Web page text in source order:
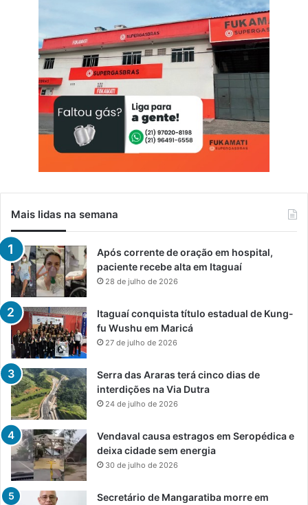
Mais lidas na semana
Após corrente de oração em hospital,
paciente recebe alta em Itaguaí
28 de julho de 2026
Itaguaí conquista título estadual de Kung-
fu Wushu em Maricá
27 de julho de 2026
Serra das Araras terá cinco dias de
interdições na Via Dutra
24 de julho de 2026
Vendaval causa estragos em Seropédica e
deixa cidade sem energia
30 de julho de 2026
Secretário de Mangaratiba morre em